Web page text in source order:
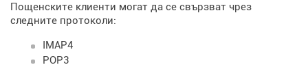
Пощенските клиенти могат да се свързват чрез
следните протоколи:
IMAP4
POP3